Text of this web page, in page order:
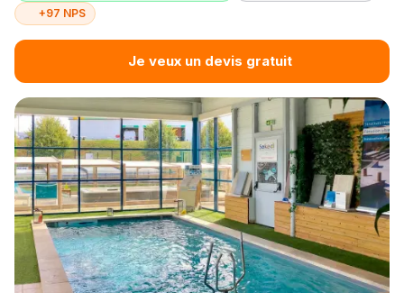
+97 NPS
Je veux un devis gratuit